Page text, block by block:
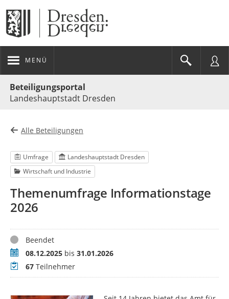
MENÜ
Beteiligungsportal
Landeshauptstadt Dresden
Alle Beteiligungen
Umfrage
Landeshauptstadt Dresden
Wirtschaft und Industrie
Themenumfrage Informationstage
2026
StatusBeendet
Zeitraum08.12.2025 bis 31.01.2026
Teilnehmer
67 Teilnehmer